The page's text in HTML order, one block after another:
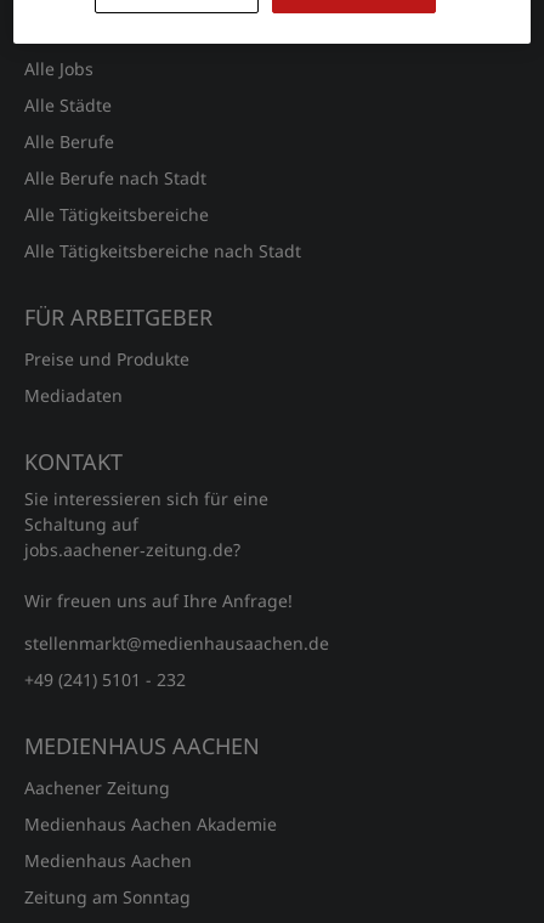
Alle Jobs
Alle Städte
Alle Berufe
Alle Berufe nach Stadt
Alle Tätigkeitsbereiche
Alle Tätigkeitsbereiche nach Stadt
FÜR ARBEITGEBER
Preise und Produkte
Mediadaten
KONTAKT
Sie interessieren sich für eine
Schaltung auf
jobs.aachener‑zeitung.de?
Wir freuen uns auf Ihre Anfrage!
stellenmarkt@medienhausaachen.de
+49 (241) 5101 - 232
MEDIENHAUS AACHEN
Aachener Zeitung
Medienhaus Aachen Akademie
Medienhaus Aachen
Zeitung am Sonntag